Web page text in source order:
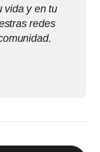
vida y en tu
redes